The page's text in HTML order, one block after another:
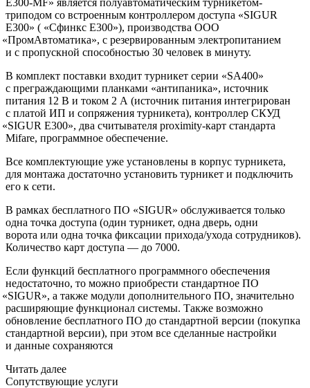
триподом со встроенным контроллером доступа «SIGUR
E300» ( «Сфинкс Е300»), производства ООО
«ПромАвтоматика», с резервированным электропитанием
и с пропускной способностью 30 человек в минуту.
В комплект поставки входит турникет серии «SA400»
с преграждающими планками «антипаника», источник
питания 12 В и током 2 А (источник питания интегрирован
с платой ИП и сопряжения турникета), контроллер СКУД
«SIGUR Е300», два считывателя proximity-карт стандарта
Mifare, программное обеспечение.
Все комплектующие уже установлены в корпус турникета,
для монтажа достаточно установить турникет и подключить
его к сети.
В рамках бесплатного ПО «SIGUR» обслуживается только
одна точка доступа (один турникет, одна дверь, одни
ворота или одна точка фиксации прихода/ухода сотрудников).
Количество карт доступа — до 7000.
Если функций бесплатного программного обеспечения
недостаточно, то можно приобрести стандартное ПО
«SIGUR», а также модули дополнительного ПО, значительно
расширяющие функционал системы. Также возможно
обновление бесплатного ПО до стандартной версии (покупка
стандартной версии), при этом все сделанные настройки
и данные сохраняются
Читать далее
Сопутствующие услуги